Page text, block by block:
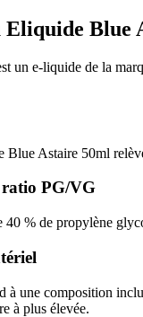
Blue
un e-liquide de la
Astaire 50ml
PG/VG
% de propylène
une composition
à plus élevée.